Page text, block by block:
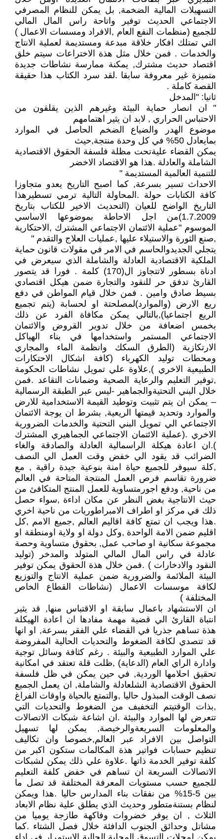
التسهيلات المالية الضخمة, بل يمكن للنظام المصرفي
الاجتماعي الحديث توفير واتاحة راس المال المالي
للجميع (منظمات النفع العام ,الافراد ومسسات الاعمال )
التي تمتلك افكار خلاقة مبدعة ومستديمة لعملية الانتاج
والخدمات . فمن خلال مثل هذة الاختراعات سيتم خلق
اقتصاد حديث مشترك, يمكنة ممارسة نشاطات جديدة
متميزة غير معروفة سابقا .لقد سرد الكتاب هذا حقيقة
القصة كاملة .
ثانيا: "المدخل
" ان انصار حماية البيئة وغيرهم الذين يقلقون من
الاحتباس الحراري , لابد ان يثير اهتمامهم
موضوع الهدر والضياع الضخم الحاصل في الموارد
بمايعادل 50% في كل وحدة منتجة,حيث
يمكن القضاء عليةتحت مظلة فلسفة الحقوق الاقتصادية
الشاملة والعادلة .هذا هو الاقتصاد الاخضر
للتنمية العالمية المستديمة "
الاحداث تسير بسرعة, كما اصبح التاريخ يعدو متجاوزا
كافة الكتابات حولة .المحاولة التالية ترمي تسطيرهذا
التاريخ الواضح للعيان (التحديث الاخير للكتاب بتاريخ
1.7.2009)من اجل الاحاطة بموضوعها الاساسي
الموسوم "عملية الائتمان الاجتماعي المشترك ,الاحتكارية
,صنع الثورة والاستيلاء عليها ,عمليات العلاج والتقدم "
يتجلي الجديدوالحاسم في الامر في مقولات قانون حماية
الملكية الاقتصادية العادلة والشاملة الذي سيعرض في
ادناة بسطور لاتتجاوز ال(170) كلمة . فورا قد يتصور
القارئ تدفق حر للنقود والتجارة ضمن هيكل اقتصادي
بسيط صادق وامين . فمن خلال قيام المواطن في دفع
ريع الارض (والموارد)لمصلحتة او لحسابة (يتم تجميع
الريع اجتماعيا),بالتالي يمكن مكافاة الفرد عن ذلك
بخمس اضعافة من خلال تدوير القروض والائتمان
الاجتماعي المستمر واستخدامها في بناء الهياكل
الارتكازية (الطرق السكك وانظمة الماء والمجاري
ومحطات توليد الكهرباء (كافة اشكال الاحتكارات
الطبيعية الاخري ),علاوة علي تمويل نشاطات الحكومة
,توفير التعليم والرعاية الصحية وضمانات التقاعد .فمن
خلال البني التحتيةوالجماهير -ليس عبر الطبقة الرسمالية
– يمكن ان يتم تثبيت وتوطيد القيمة الاستخدامية للارض
والموارد وتحديد قيمتها الريعية, بشرط ان يوجة الائتمان
الاجتماعي الي تمويل البني التحتية والخدمات الضرورية
الاخري .(عملية الائتمان الاجتماعي الجماهيري المشترك
).ان اعادة هيكلة الراسمالية العادلة والصادقة والغاء
الضرائب قد يقود الي خفض وقت العمل الي النصف
,كلة سيوفر للجميع حياة امنة بنوعية جيدة راقية , مع
ضرورة تقاسم فرص العمل المنتجة المتاحة في العالم
من ناحية, ودفع اجورمتساوية للعمل المنتج المتكافئ من
حيث الانتاجية بغض النظر عن مكان اداءة ,سواء حصل
ذلك في مركز او اطراف الامبراطوريات من ناحية اخري
.هذا ويجب ان تمتع كافة اقاليم العالم ,جميع الامم ,كل
اقليم ضمن الامة الواحدة ,وكل دولة او ولاية اومنطقة او
مجموعة سكانية او صاحب عمل, بحقوق متساوية وحصة
عادلة في راس المال المالي المتولد والمدخر (توليد
النقود والادخارات ) .فمن خلال هذة الحقوق يمكن توفير
البيئة الملائمة والضرورية ضمن عملية الانتاج والتوزيع
لكافة موسسات الاعمال (نشاطات القطاع الخاص
المختلفة )
ان الاستشهاد باعمال سابقة او الاقتباس منها, قد يثير
انتباة القارئ الي قضية مهمة مفادها ان اعادة الهيكلة
هذة تساهم جذريا في القضاء علي الفقر بسرعة, او انها
قد تتصدي لكافة الضغوط والتحديات الحالية المفروضة
علي الموارد الطبيعية والبيئة . رغم كثافة وسائل توجية
وادارة الراي العام (الدعاية) ,ظلت قلة تعتقد في امكانية
تحقيق احلامها الوردية, في حين يمكن في ظل فلسفة
الحقوق الاقتصادية الشلعادلة والشاملة, ان يعمل الجميع
نصف الوقت المبذول حاليا ,والتمتع بالحياة واوقات الفراغ
,بذات الوقتيتم التخفيف من الضغوط والتحديات التي
تتعرض لها الموارد والبيئة .ان اشاعة شبكات الاتصالات
والمعلومات السريعةوالرخيصة, يمكن لها تسهيل
التواصل بين الافراد عبر العالم,خصوصا وان تكاليف
تنظيم حسابات فواتير هذة المكالمات ستكون اكبر من
كلفة توفير الخدمة ذاتها .علاوة علي ذلك يمكن لشبكات
الاتصالات السريعة ان تساهم في خفض كلفة التعليم
للجميع حسب مستويات المعرفة المختلفة قد تصل ما
بين 5-15% من نفقات بناء المدارس حاليا .هذا ويمكن
لنظام بستنةمتطور وحديث الذي يطلق علية نظام الابعاد
الثلاث , ان يوفر خضروات وفاكهة طازجة يوميا من
مشاتل وحدائق الجنوب الدافئة خلال فصل الشتاء .كما